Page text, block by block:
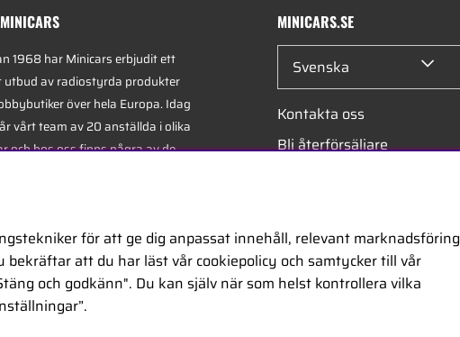
1968 har Minicars erbjudit ett
utbud av radiostyrda produkter
över hela Europa. Idag
vårt team av 20 anställda i olika
och hos oss finns några av de
huvudkontor är beläget i
strategiskt placerat längs
Stockholm och Oslo.
MINICARS.SE
Svenska
Kontakta oss
Bli återförsäljare
för att ge dig anpassat innehåll, relevant marknadsföring
bekräftar att du har läst vår cookiepolicy och samtycker till vår
och godkänn". Du kan själv när som helst kontrollera vilka